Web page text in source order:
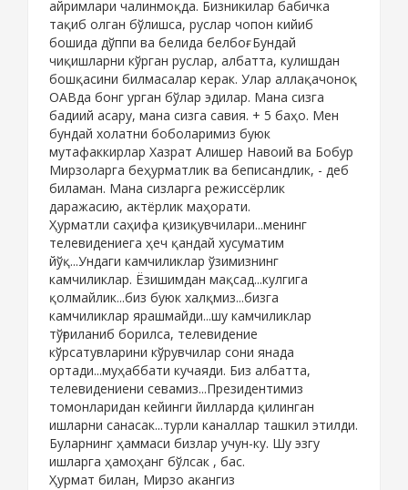
айримлари чалинмоқда. Бизникилар бабичка
тақиб олган бўлишса, руслар чопон кийиб
бошида дўппи ва белида белбоғ. Бундай
чиқишларни кўрган руслар, албатта, кулишдан
бошқасини билмасалар керак. Улар аллақачоноқ
ОАВда бонг урган бўлар эдилар. Мана сизга
бадиий асару, мана сизга савия. + 5 баҳо. Мен
бундай холатни боболаримиз буюк
мутафаккирлар Хазрат Алишер Навоий ва Бобур
Мирзоларга беҳурматлик ва беписандлик, - деб
биламан. Мана сизларга режиссёрлик
даражасию, актёрлик маҳорати.
Ҳурматли саҳифа қизиқувчилари...менинг
телевидениега ҳеч қандай хусуматим
йўқ...Ундаги камчиликлар ўзимизнинг
камчиликлар. Ёзишимдан мақсад...кулгига
қолмайлик...биз буюк халқмиз...бизга
камчиликлар ярашмайди...шу камчиликлар
тўғриланиб борилса, телевидение
кўрсатувларини кўрувчилар сони янада
ортади...муҳаббати кучаяди. Биз албатта,
телевидениени севамиз...Президентимиз
томонларидан кейинги йилларда қилинган
ишларни санасак...турли каналлар ташкил этилди.
Буларнинг ҳаммаси бизлар учун-ку. Шу эзгу
ишларга ҳамоҳанг бўлсак , бас.
Ҳурмат билан, Мирзо акангиз